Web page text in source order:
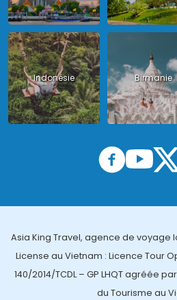
Indonésie Birmanie
Asia King Travel, agence de voyage
License au Vietnam : Licence Tour
140/2014/TCDL – GP LHQT agréée
du Tourisme au